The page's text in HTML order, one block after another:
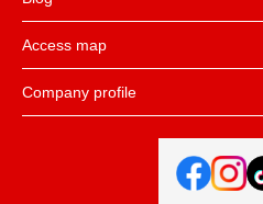
Access map
Company profile